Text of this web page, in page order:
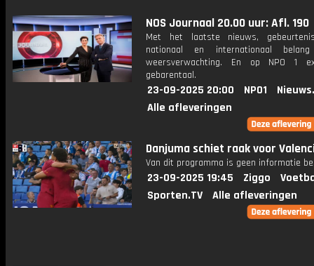
NOS Journaal 20.00 uur: Afl. 190
Met het laatste nieuws,
nationaal en internationaal
weersverwachting. En op NPO 1
gebarentaal.
23-09-2025 20:00 NPO1
Alle afleveringen
Danjuma schiet raak voor
Van dit programma is geen informatie
23-09-2025 19:45 Ziggo
Sporten.TV
Alle afleveringen